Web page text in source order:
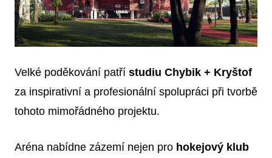
Velké poděkování patří studiu Chybik + Kryštof
za inspirativní a profesionální spolupráci při tvorbě
tohoto mimořádného projektu.
Aréna nabídne zázemí nejen pro hokejový klub